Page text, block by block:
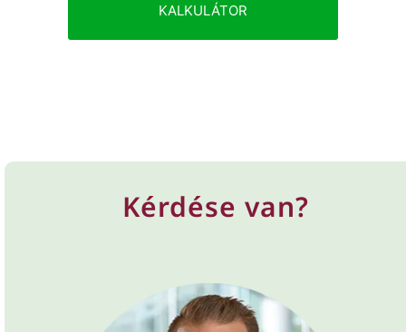
KALKULÁTOR
Kérdése van?